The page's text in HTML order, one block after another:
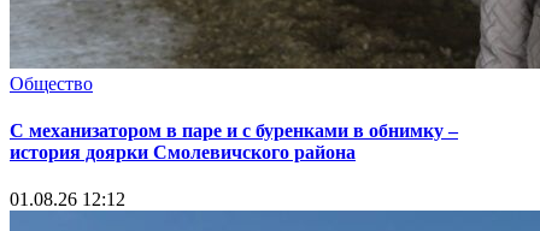
Общество
С механизатором в паре и с буренками в обнимку –
история доярки Смолевичского района
01.08.26 12:12